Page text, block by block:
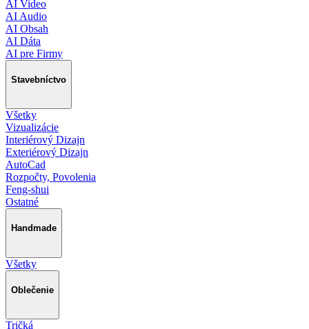
AI Video
AI Audio
AI Obsah
AI Dáta
AI pre Firmy
Stavebníctvo
Všetky
Vizualizácie
Interiérový Dizajn
Exteriérový Dizajn
AutoCad
Rozpočty, Povolenia
Feng-shui
Ostatné
Handmade
Všetky
Oblečenie
Tričká